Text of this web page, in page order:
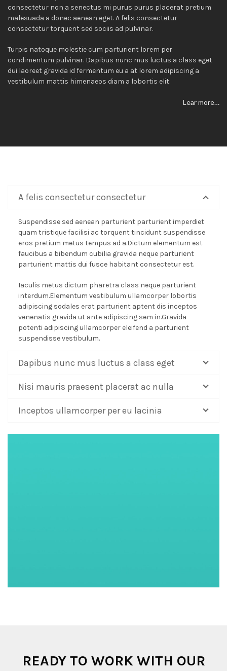
consectetur non a senectus mi purus purus placerat pretium
malesuada a donec aenean eget. A felis consectetur
consectetur torquent sed sociis ad pulvinar.
Turpis natoque molestie cum parturient lorem per
condimentum pulvinar. Dapibus nunc mus luctus a class eget
dui laoreet gravida id fermentum eu a at lorem adipiscing a
vestibulum mattis himenaeos diam a lobortis elit.
Lear more…
A felis consectetur consectetur
Suspendisse sed aenean parturient parturient imperdiet
quam tristique facilisi ac torquent tincidunt suspendisse
eros pretium metus tempus ad a.Dictum elementum est
faucibus a bibendum cubilia gravida neque parturient
parturient mattis dui fusce habitant consectetur est.
Iaculis metus dictum pharetra class neque parturient
interdum.Elementum vestibulum ullamcorper lobortis
adipiscing sodales erat parturient aptent dis inceptos
venenatis gravida ut ante adipiscing sem in.Gravida
potenti adipiscing ullamcorper eleifend a parturient
suspendisse vestibulum.
Dapibus nunc mus luctus a class eget
Nisi mauris praesent placerat ac nulla
Inceptos ullamcorper per eu lacinia
READY TO WORK WITH OUR